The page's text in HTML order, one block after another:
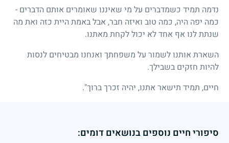
נדמה תמיד כשמדברים על מי שאיננו שאומרים אותם הדברים -
כמה יפה היה, כמה טוב ואיזה חבר, אבל באמת היית כזה ואת מה
שנתת לנו אף אחד לא יכול לקחת מאתנו.
השארת אותנו לשמור על משפחתך ואנחנו מבטיחים לנסות
להיות חזקים בשבילך.
חיים, תמיד תישאר אתנו, יהיה זכרך ברוך".
סיפורי חיים נוספים בנושאים דומים: